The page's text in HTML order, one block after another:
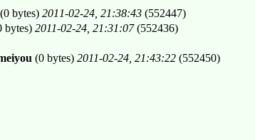
(0 bytes) 2011-02-24, 21:38:43 (552447)
bytes) 2011-02-24, 21:31:07(552436)
(0 bytes) 2011-02-24, 21:43:22 (552450)